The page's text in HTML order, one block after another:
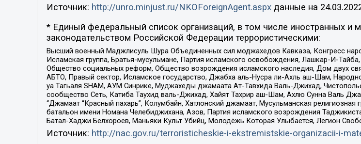
Источник: http://unro.minjust.ru/NKOForeignAgent.aspxданные на
* Единый федеральный список организаций, в том числе иностранных и
законодательством Российской Федерации террористическими:
Высший военный Маджлисуль Шура Объединенных сил моджахедов Кавказа, Конгресс
Исламская группа, Братья-мусульмане, Партия исламского освобождения, Лашкар-И-
Общество социальных реформ, Общество возрождения исламского наследия, Дом двух
АБТО, Правый сектор, Исламское государство, Джабха аль-Нусра ли-Ахль аш-Шам,
уа Тагьаля SHAM, АУМ Синрике, Муджахеды джамаата Ат-Тавхида Валь-Джихад,
сообщество Сеть, Катиба Таухид валь-Джихад, Хайят Тахрир аш-Шам, Ахлю Сунна Валь
“Джамаат “Красный пахарь”, Колумбайн, Хатлонский джамаат, Мусульманская
батальон имени Номана Челебиджихана, Азов, Партия исламского возрождения
Батал-Хаджи Белхороев, Маньяки Культ Убийц, Молодёжь Которая Улыбается, Легион
Источник: http://nac.gov.ru/terroristicheskie-i-ekstremistskie-organizacii-i-